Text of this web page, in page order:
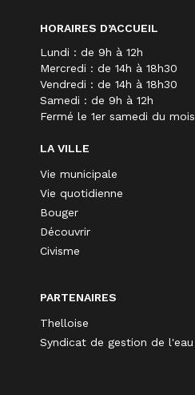
HORAIRES D’ACCUEIL
Lundi : de 9h à 12h
Mercredi : de 14h à 18h30
Vendredi : de 14h à 18h30
Samedi : de 9h à 12h
Fermé le 1er samedi du mois
LA VILLE
Vie municipale
Vie quotidienne
Bouger
Découvrir
Civisme
PARTENAIRES
Thelloise
Syndicat de gestion de l'eau